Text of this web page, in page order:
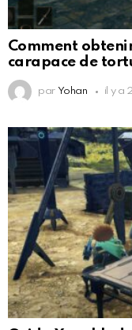
Comment
carapace de
par Yohan il y a